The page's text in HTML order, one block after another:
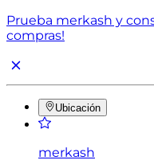
Prueba merkash y
compras!
Ubicación
merkash